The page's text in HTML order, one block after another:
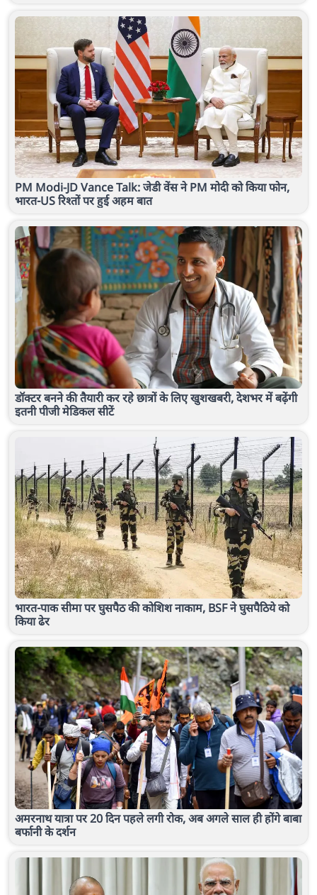
PM Modi-JD Vance Talk: जेडी वेंस ने PM मोदी को किया फोन,
भारत-US रिश्तों पर हुई अहम बात
डॉक्टर बनने की तैयारी कर रहे छात्रों के लिए खुशखबरी, देशभर में बढ़ेंगी
इतनी पीजी मेडिकल सीटें
भारत-पाक सीमा पर घुसपैठ की कोशिश नाकाम, BSF ने घुसपैठिये को
किया ढेर
अमरनाथ यात्रा पर 20 दिन पहले लगी रोक, अब अगले साल ही होंगे बाबा
बर्फानी के दर्शन